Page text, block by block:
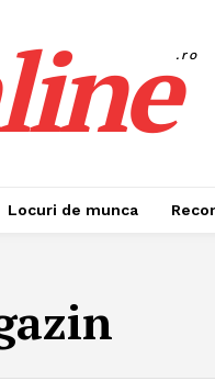
.ro
Locuri de munca